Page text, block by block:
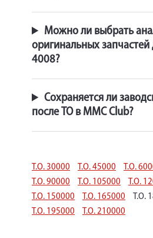
Можно ли выбрать
оригинальных запчастей
4008?
Сохраняется ли
после ТО в MMC Club?
Т.О. 30000 Т.О. 45000 Т.О.
Т.О. 90000
Т.О. 105000 Т.О.
Т.О. 150000
Т.О. 165000
Т.О.
Т.О. 195000
Т.О. 210000